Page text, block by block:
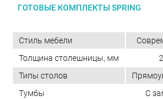
ГОТОВЫЕ КОМПЛЕКТЫ SPRING
Стиль мебели
Толщина столешницы, мм
Типы столов
Тумбы
С